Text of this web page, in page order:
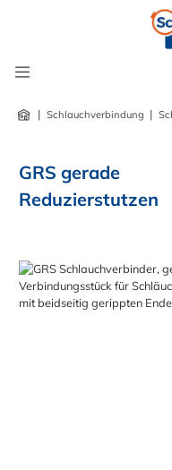
| Schlauchverbindung |
GRS gerade
Reduzierstutzen
Bildergalerie überspringen